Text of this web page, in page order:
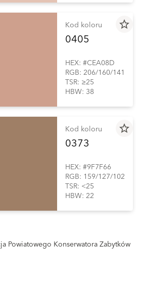
star_border
Kod koloru
0405
HEX: #CEA08D
RGB: 206/160/141
TSR: ≥25
HBW: 38
star_border
Kod koloru
0373
HEX: #9F7F66
RGB: 159/127/102
TSR: <25
HBW: 22
Powiatowego Konserwatora Zabytków